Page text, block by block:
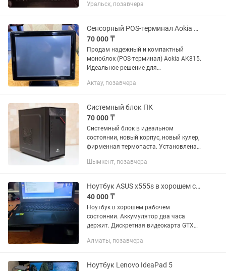
локальная 1366х768, 15'6 Важный
Уральск, позавчера
Сенсорный POS-терминал Aokia AK815 для кафе, магазинов, аптек
70 000 ₸
Продам надежный и компактный
моноблок (POS-терминал) Aokia AK815.
Идеальное решение для
(торговля, общепит, сфера услуг).
программами учета...
Актау, позавчера
Системный блок ПК
70 000 ₸
Системный блок в идеальном
состоянии, новый корпус, новый кулер,
фирменная термопаста. Установлена
Гарантия качества! Звоните и пишите в
Шымкент, позавчера
Ноутбук ASUS x555s в хорошем состоянии
40 000 ₸
Ноутбук в хорошем рабочем
состоянии. Аккумулятор два часа
держит. Дискретная видеокарта GTX
HDD ,. PENTIUM. Зарядка есть.
Алматы, позавчера
Ноутбук Lenovo IdeaPad 5